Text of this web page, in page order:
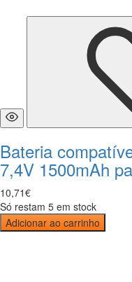
Bateria
7,4V 1500mAh
10,71€
Só restam 5 em stock
Adicionar ao carrinho